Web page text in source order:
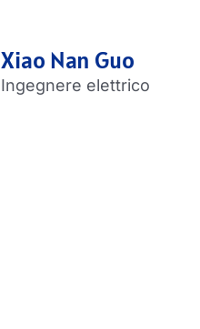
Xiao Nan Guo
Ingegnere elettrico